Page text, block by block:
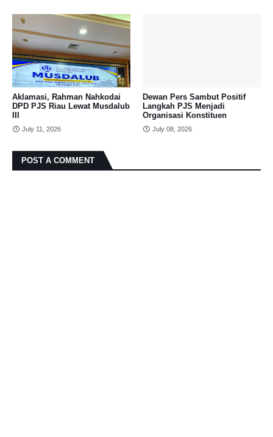
Aklamasi, Rahman Nahkodai
DPD PJS Riau Lewat Musdalub
July 11, 2026
Dewan Pers Sambut Positif
Langkah PJS Menjadi
Organisasi Konstituen
July 08, 2026
POST A COMMENT